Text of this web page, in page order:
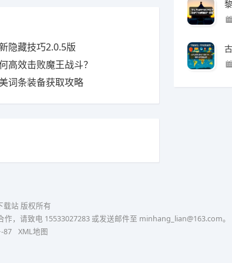
隐藏技巧2.0.5版
高效击败魔王战斗？
词条装备获取攻略
站 版权所有
，请致电 15533027283 或发送邮件至 minhang_lian@163.com。
87 XML地图